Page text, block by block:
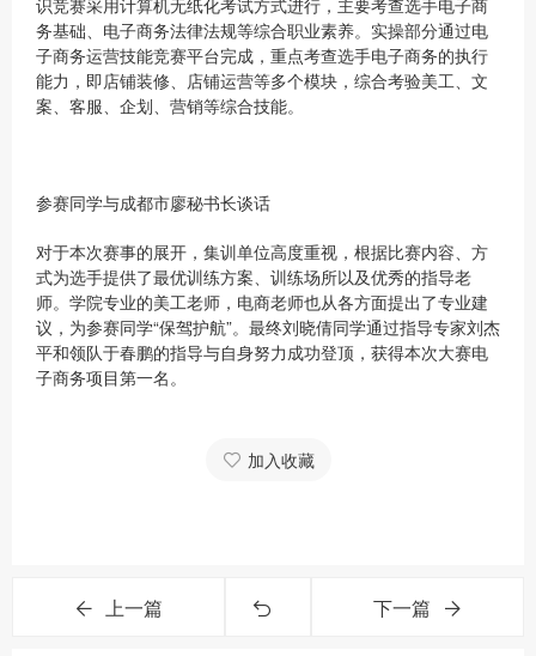
识竞赛采用计算机无纸化考试方式进行，主要考查选手电子商
务基础、电子商务法律法规等综合职业素养。实操部分通过电
子商务运营技能竞赛平台完成，重点考查选手电子商务的执行
能力，即店铺装修、店铺运营等多个模块，综合考验美工、文
案、客服、企划、营销等综合技能。
参赛同学与成都市廖秘书长谈话
对于本次赛事的展开，集训单位高度重视，根据比赛内容、方
式为选手提供了最优训练方案、训练场所以及优秀的指导老
师。学院专业的美工老师，电商老师也从各方面提出了专业建
议，为参赛同学“保驾护航”。最终刘晓倩同学通过指导专家刘杰
平和领队于春鹏的指导与自身努力成功登顶，获得本次大赛电
子商务项目第一名。
加入收藏
上一篇 下一篇